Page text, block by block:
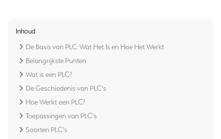
Inhoud
De Basis van PLC: Wat Het Is en Hoe Het Werkt
Belangrijkste Punten
Wat is een PLC?
De Geschiedenis van PLC's
Hoe Werkt een PLC?
Toepassingen van PLC's
Soorten PLC's